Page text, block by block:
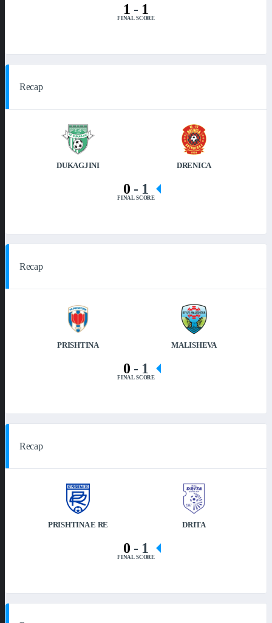
1- 1
FINAL SCORE
Recap
DUKAGJINI DRENICA
0- 1
FINAL SCORE
Recap
PRISHTINA MALISHEVA
0- 1
FINAL SCORE
Recap
PRISHTINA E RE DRITA
0- 1
FINAL SCORE